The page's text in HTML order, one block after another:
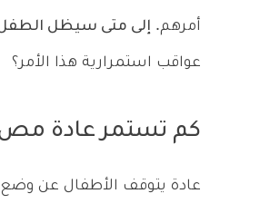
أمرهم. إلى متى سيظل
عواقب استمرارية هذا الأمر؟
كم تستمر عادة مص